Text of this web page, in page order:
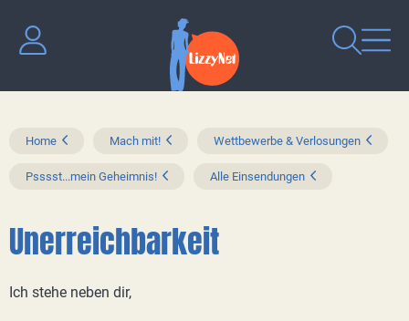
Home Mach mit! Wettbewerbe & Verlosungen
Psssst...mein Geheimnis! Alle Einsendungen
Unerreichbarkeit
Ich stehe neben dir,